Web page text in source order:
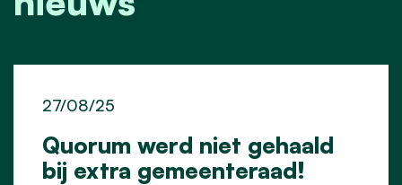
Quorum werd niet gehaald
bij extra gemeenteraad!
27/08/25